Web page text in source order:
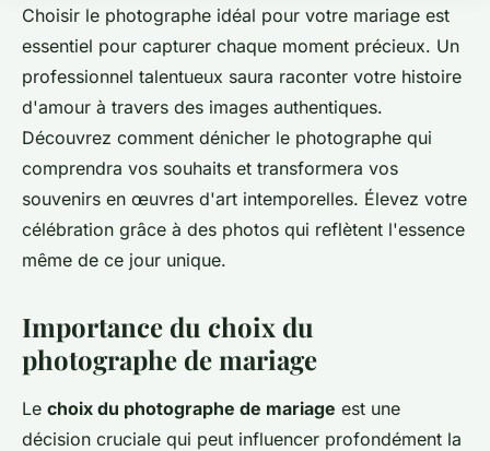
Choisir le photographe idéal pour votre mariage est
essentiel pour capturer chaque moment précieux. Un
professionnel talentueux saura raconter votre histoire
d'amour à travers des images authentiques.
Découvrez comment dénicher le photographe qui
comprendra vos souhaits et transformera vos
souvenirs en œuvres d'art intemporelles. Élevez votre
célébration grâce à des photos qui reflètent l'essence
même de ce jour unique.
Importance du choix du
photographe de mariage
Le choix du photographe de mariage est une
décision cruciale qui peut influencer profondément la